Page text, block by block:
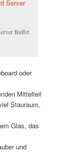
Buffet
oder
Mittelteil
Stauraum,
Glas, das
und